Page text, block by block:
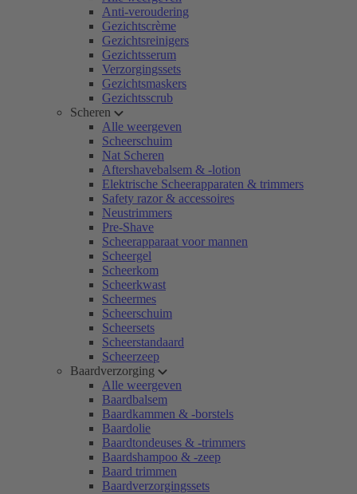
Anti-veroudering
Gezichtscrème
Gezichtsreinigers
Gezichtsserum
Verzorgingssets
Gezichtsmaskers
Gezichtsscrub
Scheren
Alle weergeven
Scheerschuim
Nat Scheren
Aftershavebalsem & -lotion
Elektrische Scheerapparaten & trimmers
Safety razor & accessoires
Neustrimmers
Pre-Shave
Scheerapparaat voor mannen
Scheergel
Scheerkom
Scheerkwast
Scheermes
Scheerschuim
Scheersets
Scheerstandaard
Scheerzeep
Baardverzorging
Alle weergeven
Baardbalsem
Baardkammen & -borstels
Baardolie
Baardtondeuses & -trimmers
Baardshampoo & -zeep
Baard trimmen
Baardverzorgingssets